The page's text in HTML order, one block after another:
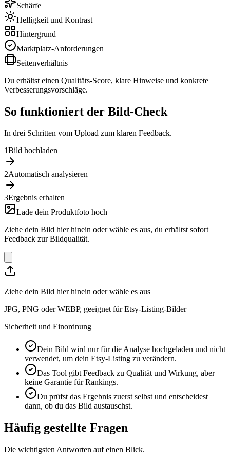
Schärfe
Helligkeit und Kontrast
Hintergrund
Marktplatz-Anforderungen
Seitenverhältnis
Du erhältst einen Qualitäts-Score, klare Hinweise und konkrete
Verbesserungsvorschläge.
So funktioniert der Bild-Check
In drei Schritten vom Upload zum klaren Feedback.
1Bild hochladen
2Automatisch analysieren
3Ergebnis erhalten
Lade dein Produktfoto hoch
Ziehe dein Bild hier hinein oder wähle es aus, du erhältst sofort
Feedback zur Bildqualität.
Ziehe dein Bild hier hinein oder wähle es aus
JPG, PNG oder WEBP, geeignet für Etsy-Listing-Bilder
Sicherheit und Einordnung
Dein Bild wird nur für die Analyse hochgeladen und nicht
verwendet, um dein Etsy-Listing zu verändern.
Das Tool gibt Feedback zu Qualität und Wirkung, aber
keine Garantie für Rankings.
Du prüfst das Ergebnis zuerst selbst und entscheidest
dann, ob du das Bild austauschst.
Häufig gestellte Fragen
Die wichtigsten Antworten auf einen Blick.